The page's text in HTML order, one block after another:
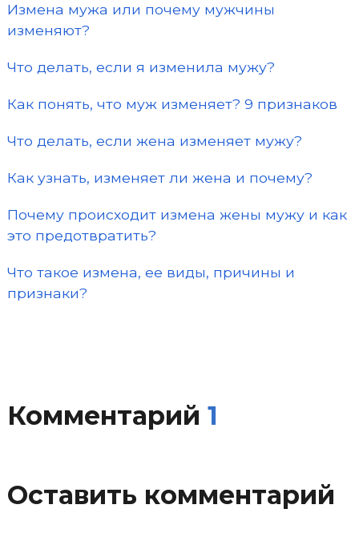
Измена мужа или почему мужчины
изменяют?
Что делать, если я изменила мужу?
Как понять, что муж изменяет? 9 признаков
Что делать, если жена изменяет мужу?
Как узнать, изменяет ли жена и почему?
Почему происходит измена жены мужу и как
это предотвратить?
Что такое измена, ее виды, причины и
признаки?
Комментарий 1
Оставить комментарий